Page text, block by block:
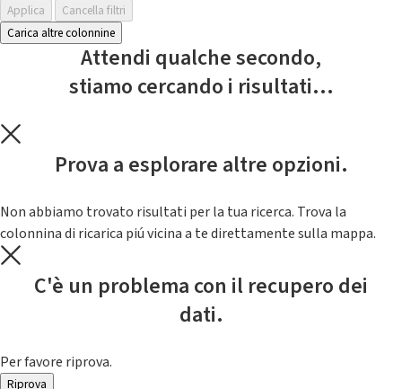
Applica
Cancella filtri
Carica altre colonnine
Attendi qualche secondo,
stiamo cercando i risultati...
Prova a esplorare altre opzioni.
Non abbiamo trovato risultati per la tua ricerca. Trova la
colonnina di ricarica piú vicina a te direttamente sulla mappa.
C'è un problema con il recupero dei
dati.
Per favore riprova.
Riprova